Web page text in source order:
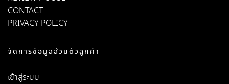
CONTACT
PRIVACY POLICY
จัดการข้อมูลส่วนตัวลูกค้า
เข้าสู่ระบบ